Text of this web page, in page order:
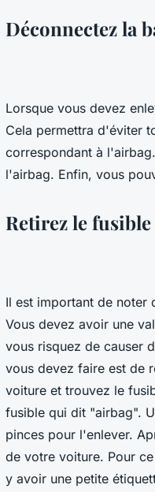
Déconnectez la
Lorsque vous devez
Cela permettra d'éviter
correspondant à
l'airbag. Enfin, vous
Retirez le
Il est important de noter
Vous devez avoir une
vous risquez de causer
vous devez faire est de
voiture et trouvez le
fusible qui dit "airbag".
pinces pour l'enlever.
de votre voiture. Pour
y avoir une petite